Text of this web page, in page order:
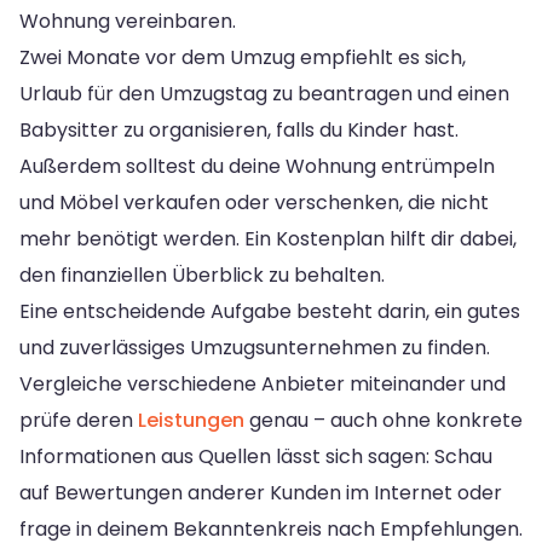
Wohnung vereinbaren.
Zwei Monate vor dem Umzug empfiehlt es sich,
Urlaub für den Umzugstag zu beantragen und einen
Babysitter zu organisieren, falls du Kinder hast.
Außerdem solltest du deine Wohnung entrümpeln
und Möbel verkaufen oder verschenken, die nicht
mehr benötigt werden. Ein Kostenplan hilft dir dabei,
den finanziellen Überblick zu behalten.
Eine entscheidende Aufgabe besteht darin, ein gutes
und zuverlässiges Umzugsunternehmen zu finden.
Vergleiche verschiedene Anbieter miteinander und
prüfe deren Leistungen genau – auch ohne konkrete
Informationen aus Quellen lässt sich sagen: Schau
auf Bewertungen anderer Kunden im Internet oder
frage in deinem Bekanntenkreis nach Empfehlungen.